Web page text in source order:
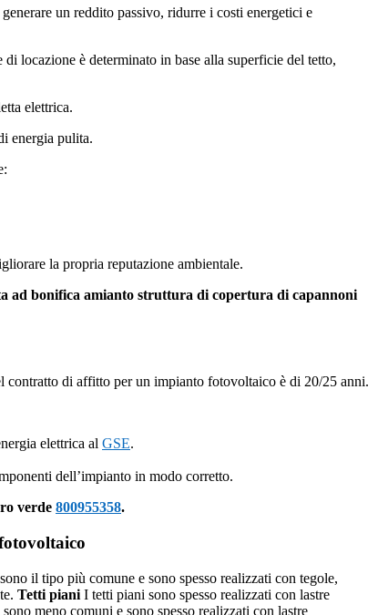
un reddito passivo, ridurre i costi energetici e
locazione è determinato in base alla superficie del tetto,
elettrica.
energia pulita.
la propria reputazione ambientale.
ad bonifica amianto struttura di copertura di capannoni
di affitto per un impianto fotovoltaico è di 20/25 anni.
elettrica al GSE.
dell’impianto in modo corretto.
verde 800955358.
il tipo più comune e sono spesso realizzati con tegole,
Tetti piani I tetti piani sono spesso realizzati con lastre
meno comuni e sono spesso realizzati con lastre